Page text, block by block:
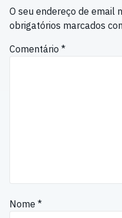
O seu endereço de email
obrigatórios marcados
Comentário *
Nome *